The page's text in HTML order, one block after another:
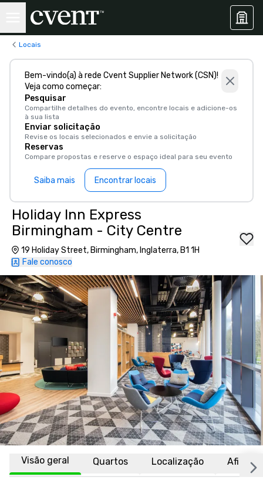
Locais
Bem-vindo(a) à rede Cvent Supplier Network (CSN)!
Veja como começar:
Pesquisar
Compartilhe detalhes do evento, encontre locais e adicione-os
à sua lista
Enviar solicitação
Revise os locais selecionados e envie a solicitação
Reservas
Compare propostas e reserve o espaço ideal para seu evento
Saiba mais Encontrar locais
Holiday Inn Express
Birmingham - City Centre
19 Holiday Street, Birmingham, Inglaterra, B1 1H
Fale conosco
Visão geral Quartos Localização